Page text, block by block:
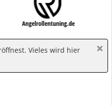
Vieles wird hier